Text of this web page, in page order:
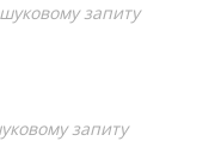
запиту
запиту